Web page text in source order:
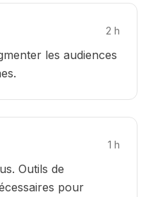
2 h
les audiences
1 h
Outils de
pour